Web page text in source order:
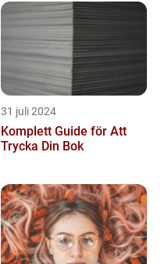
31 juli 2024
Komplett Guide för Att
Trycka Din Bok